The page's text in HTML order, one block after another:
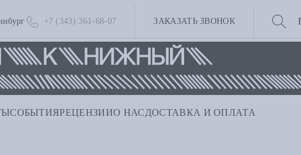
+7 (343) 361-68-07 ЗАКАЗАТЬ ЗВОНОК
СОБЫТИЯРЕЦЕНЗИИО НАС ДОСТАВКА И ОПЛАТА